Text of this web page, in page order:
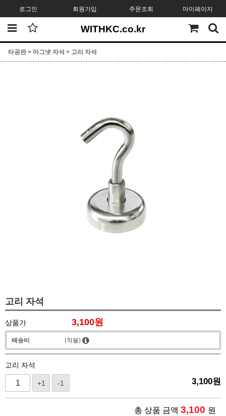
로그인 회원가입 주문조회 마이페이지
WITHKC.co.kr
타공판 > 마그넷 자석 > 고리 자석
고리 자석
상품가 3,100원
배송비 (착불)
고리 자석
+1 -1 3,100원
총 상품 금액 3,100 원